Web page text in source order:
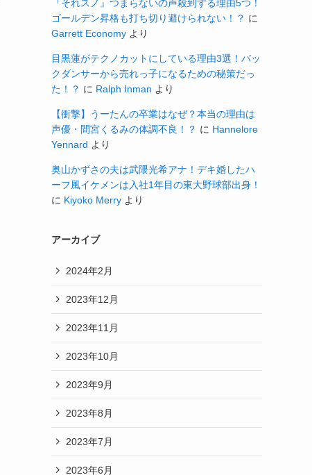
『それスノ』つまらないの声殺到する理由5つ！
ゴールデン昇格も打ち切り避けられない！？ に
Garrett Economy より
目黒蓮がテクノカットにしている理由3選！バッ
クダンサーから売れっ子になるための秘策だっ
た！？ に Ralph Inman より
【衝撃】うーたんの卒業はなぜ？本当の理由は
声優・間宮くるみの体調不良！？ に Hannelore
Yennard より
奥山かずさの夫は武隈光希アナ！デキ婚したハ
ーフ風イケメンは入社1年目の東大野球部出身！
に Kiyoko Merry より
アーカイブ
2024年2月
2023年12月
2023年11月
2023年10月
2023年9月
2023年8月
2023年7月
2023年6月